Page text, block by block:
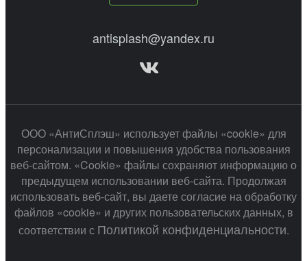
antisplash@yandex.ru
ООО «АнтиСплэш» использует файлы «cookie» для
персонализации и повышения удобства пользования
веб-сайтом. «Cookie» файлы сохраняют информацию о
предыдущем использовании веб-сайта. Продолжая
использовать веб-сайт, вы даете согласие на обработку
файлов «cookie» и других пользовательских данных, в
соответствии с Политикой конфиденциальности.